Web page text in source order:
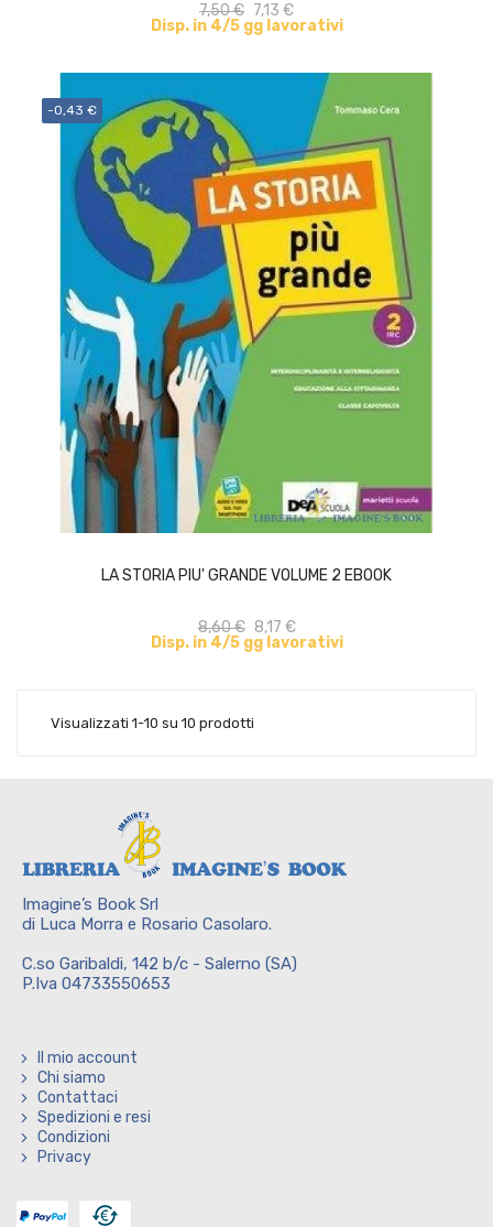
7,50 € 7,13 €
Disp. in 4/5 gg lavorativi
-0,43 €
LA STORIA PIU' GRANDE VOLUME 2 EBOOK
8,60 € 8,17 €
Disp. in 4/5 gg lavorativi
ACQUISTA
Visualizzati 1-10 su 10 prodotti
Imagine’s Book Srl
di Luca Morra e Rosario Casolaro.
C.so Garibaldi, 142 b/c - Salerno (SA)
P.Iva 04733550653
Il mio account
Chi siamo
Contattaci
Spedizioni e resi
Condizioni
Privacy